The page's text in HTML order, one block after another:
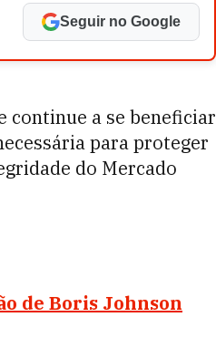
Seguir no Google
continue a se beneficiar
para proteger
do Mercado
de Boris Johnson